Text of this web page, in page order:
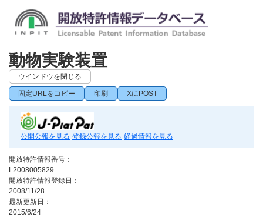
動物実験装置
ウインドウを閉じる
固定URLをコピー 印刷 XにPOST
公開公報を見る 登録公報を見る 経過情報を見る
開放特許情報番号：
L2008005829
開放特許情報登録日：
2008/11/28
最新更新日：
2015/6/24